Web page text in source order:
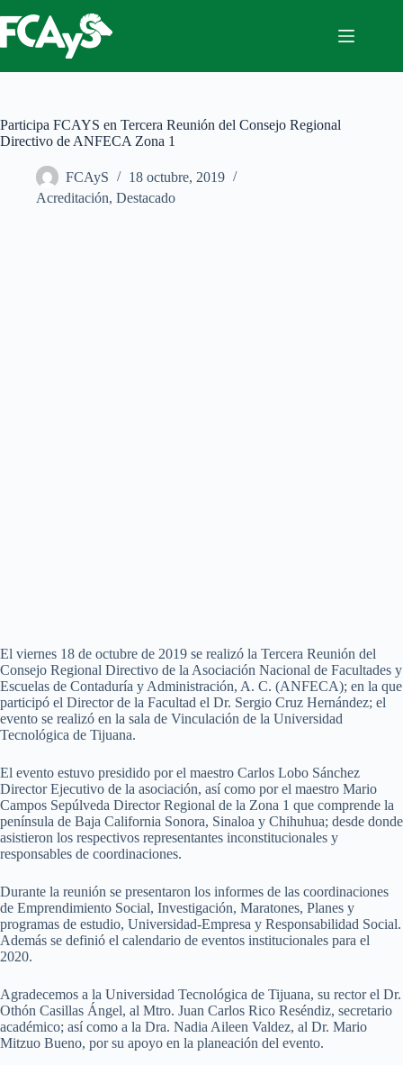
al
contenido
Participa FCAYS en Tercera Reunión del Consejo Regional
Directivo de ANFECA Zona 1
FCAyS
18 octubre, 2019
Acreditación, Destacado
El viernes 18 de octubre de 2019 se realizó la Tercera Reunión del
Consejo Regional Directivo de la Asociación Nacional de Facultades y
Escuelas de Contaduría y Administración, A. C. (ANFECA); en la que
participó el Director de la Facultad el Dr. Sergio Cruz Hernández; el
evento se realizó en la sala de Vinculación de la Universidad
Tecnológica de Tijuana.
El evento estuvo presidido por el maestro Carlos Lobo Sánchez
Director Ejecutivo de la asociación, así como por el maestro Mario
Campos Sepúlveda Director Regional de la Zona 1 que comprende la
península de Baja California Sonora, Sinaloa y Chihuhua; desde donde
asistieron los respectivos representantes inconstitucionales y
responsables de coordinaciones.
Durante la reunión se presentaron los informes de las coordinaciones
de Emprendimiento Social, Investigación, Maratones, Planes y
programas de estudio, Universidad-Empresa y Responsabilidad Social.
Además se definió el calendario de eventos institucionales para el
2020.
Agradecemos a la Universidad Tecnológica de Tijuana, su rector el Dr.
Othón Casillas Ángel, al Mtro. Juan Carlos Rico Reséndiz, secretario
académico; así como a la Dra. Nadia Aileen Valdez, al Dr. Mario
Mitzuo Bueno, por su apoyo en la planeación del evento.